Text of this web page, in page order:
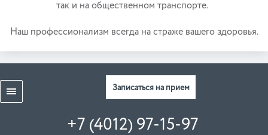
так и на общественном транспорте.
Наш профессионализм всегда на страже вашего здоровья.
Записаться на прием
+7 (4012) 97-15-97